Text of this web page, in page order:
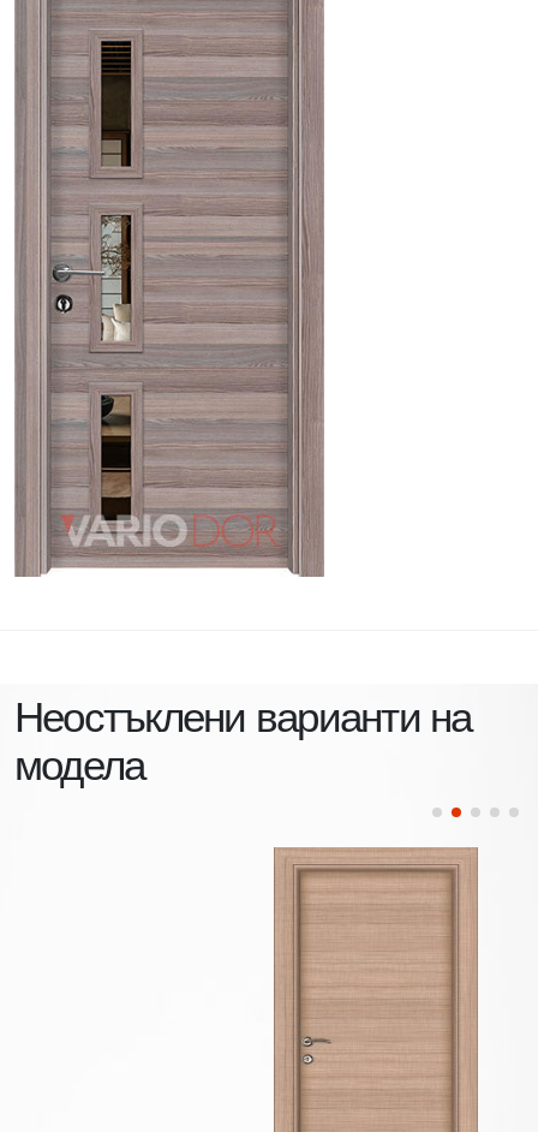
Неостъклени варианти на
модела